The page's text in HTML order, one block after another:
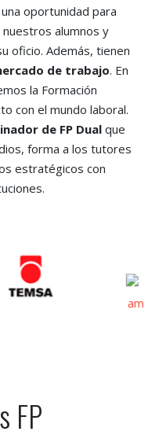
oportunidad para
alumnos y
oficio. Además, tienen
de trabajo. En
la Formación
con el mundo laboral.
de FP Dual que
forma a los tutores
estratégicos con
FP